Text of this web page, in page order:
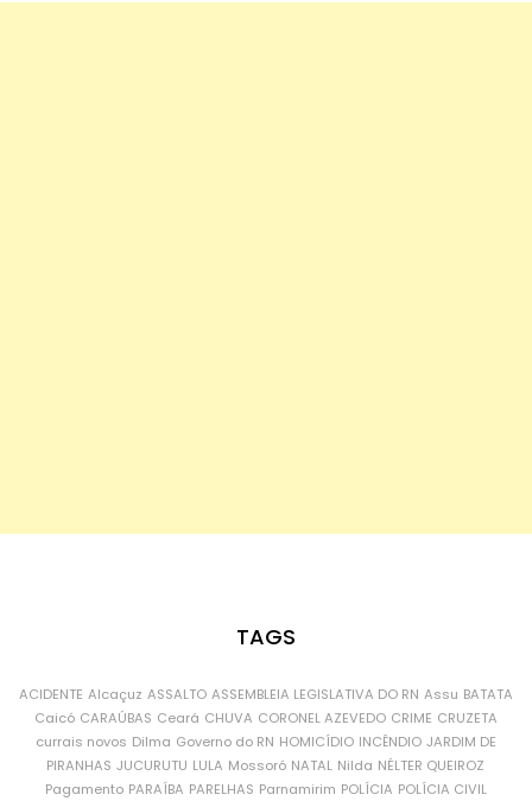
TAGS
ACIDENTE Alcaçuz ASSALTO ASSEMBLEIA LEGISLATIVA DO RN Assu BATATA
Caicó CARAÚBAS Ceará CHUVA CORONEL AZEVEDO CRIME CRUZETA
currais novos Dilma Governo do RN HOMICÍDIO INCÊNDIO JARDIM DE
PIRANHAS JUCURUTU LULA Mossoró NATAL Nilda NÉLTER QUEIROZ
Pagamento PARAÍBA PARELHAS Parnamirim POLÍCIA POLÍCIA CIVIL